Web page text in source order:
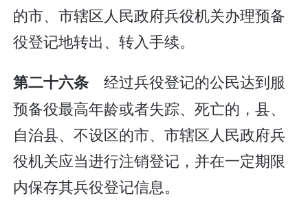
的市、市辖区人民政府兵役机关办理预备
役登记地转出、转入手续。
第二十六条经过兵役登记的公民达到服
预备役最高年龄或者失踪、死亡的，县、
自治县、不设区的市、市辖区人民政府兵
役机关应当进行注销登记，并在一定期限
内保存其兵役登记信息。